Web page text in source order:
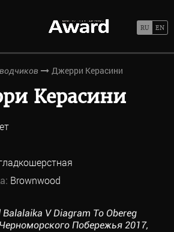
Джерри Керасини
Керасини
Brownwood
V Diagram To Obereg
Побережья 2017,